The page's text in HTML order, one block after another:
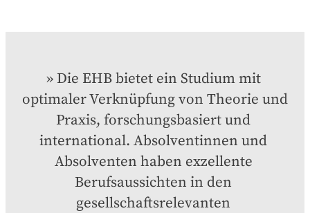
Die EHB bietet ein Studium mit
optimaler Verknüpfung von Theorie und
Praxis, forschungsbasiert und
international. Absolventinnen und
Absolventen haben exzellente
Berufsaussichten in den
gesellschaftsrelevanten